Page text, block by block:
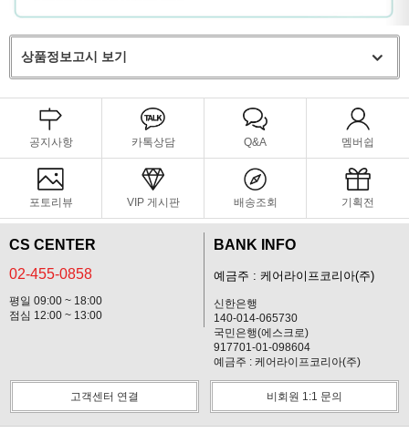
상품정보고시 보기
공지사항 카톡상담 Q&A 멤버쉽
포토리뷰 VIP 게시판 배송조회 기획전
CS CENTER
02-455-0858
평일 09:00 ~ 18:00
점심 12:00 ~ 13:00
BANK INFO
예금주 : 케어라이프코리아(주)
신한은행
140-014-065730
국민은행(에스크로)
917701-01-098604
예금주 : 케어라이프코리아(주)
고객센터 연결 비회원 1:1 문의